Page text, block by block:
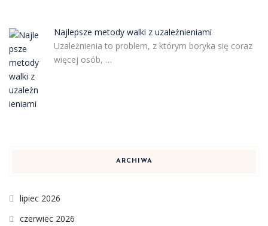
Najlepsze metody walki z uzależnieniami
Uzależnienia to problem, z którym boryka się coraz
więcej osób, …
ARCHIWA
lipiec 2026
czerwiec 2026